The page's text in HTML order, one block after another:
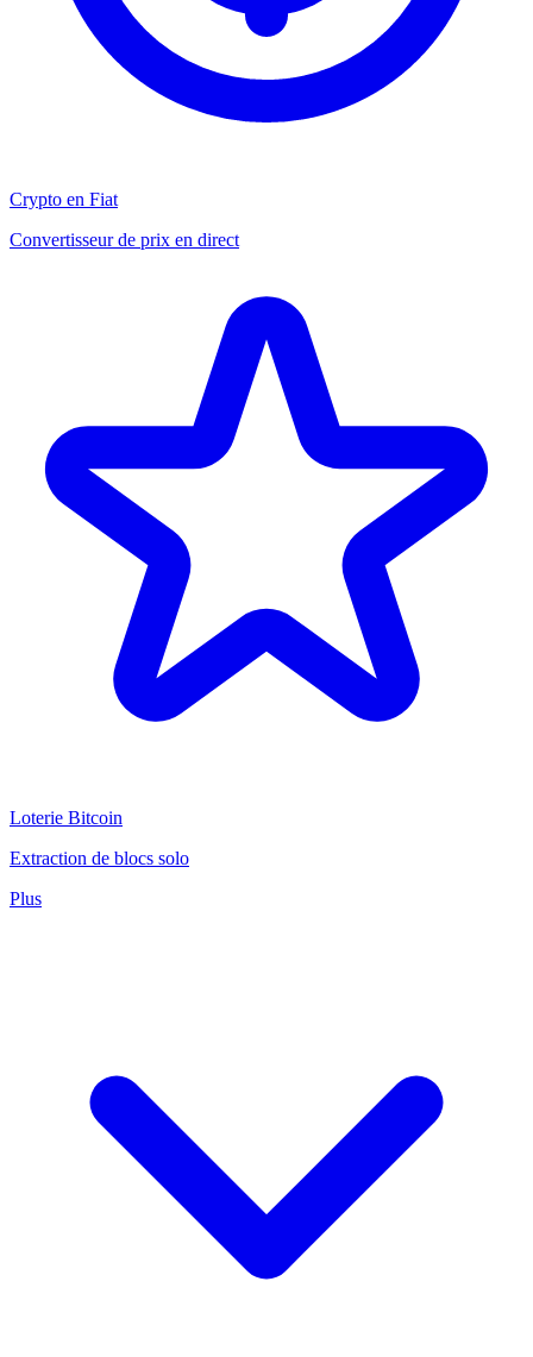
Crypto en Fiat
Convertisseur de prix en direct
Loterie Bitcoin
Extraction de blocs solo
Plus